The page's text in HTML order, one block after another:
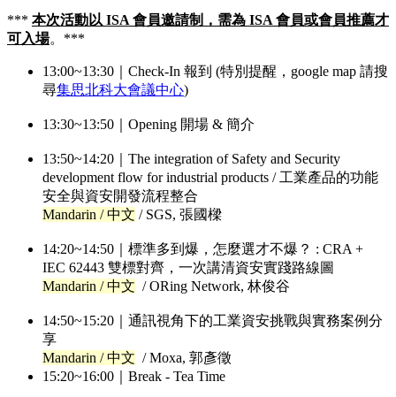
*** 本次活動以 ISA 會員邀請制，需為 ISA 會員或會員推薦才
可入場。***
13:00~13:30｜Check-In 報到 (特別提醒，google map 請搜
尋集思北科大會議中心)
13:30~13:50｜Opening 開場 & 簡介
13:50~14:20｜The integration of Safety and Security
development flow for industrial products / 工業產品的功能
安全與資安開發流程整合
Mandarin / 中文 / SGS, 張國樑
14:20~14:50｜標準多到爆，怎麼選才不爆？ : CRA +
IEC 62443 雙標對齊，一次講清資安實踐路線圖
Mandarin / 中文 / ORing Network, 林俊谷
14:50~15:20｜通訊視角下的工業資安挑戰與實務案例分
享
Mandarin / 中文 / Moxa, 郭彥徵
15:20~16:00｜Break - Tea Time